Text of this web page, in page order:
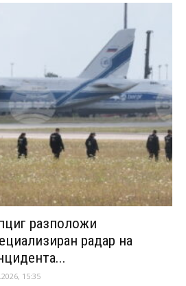
разположи
радар на
15:35